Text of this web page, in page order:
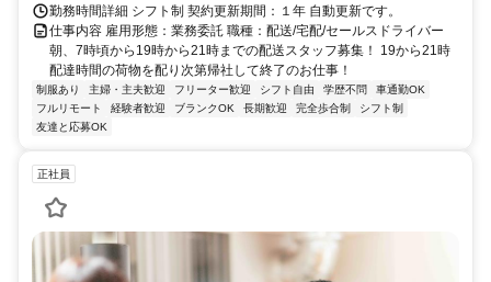
勤務時間詳細 シフト制 契約更新期間：１年 自動更新です。
仕事内容 雇用形態：業務委託 職種：配送/宅配/セールスドライバー
朝、7時頃から19時から21時までの配送スタッフ募集！ 19から21時
配達時間の荷物を配り次第帰社して終了のお仕事！
制服あり 主婦・主夫歓迎 フリーター歓迎 シフト自由 学歴不問
車通勤OK
フルリモート
経験者歓迎 ブランクOK 長期歓迎 完全歩合制
シフト制
友達と応募OK
正社員